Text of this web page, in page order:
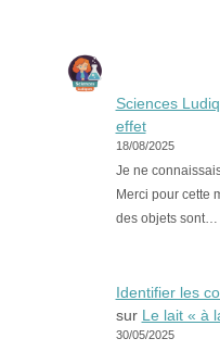
Sciences
effet
18/08/2025
Je ne
Merci pour cette
des objets sont…
Identifier les
sur Le lait « à
30/05/2025